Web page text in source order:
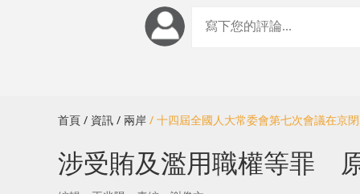
首頁 / 資訊 / 兩岸 / 十四屆全國人大常委會第七次會議在京
涉受賄及濫用職權等罪